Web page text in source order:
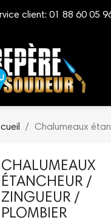
client: 01 88 60 05
Chalumeaux
CHALUMEAUX
ÉTANCHEUR /
ZINGUEUR /
PLOMBIER